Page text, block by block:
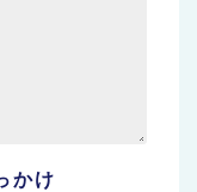
かけ